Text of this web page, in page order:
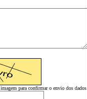
para confirmar o envio dos dados